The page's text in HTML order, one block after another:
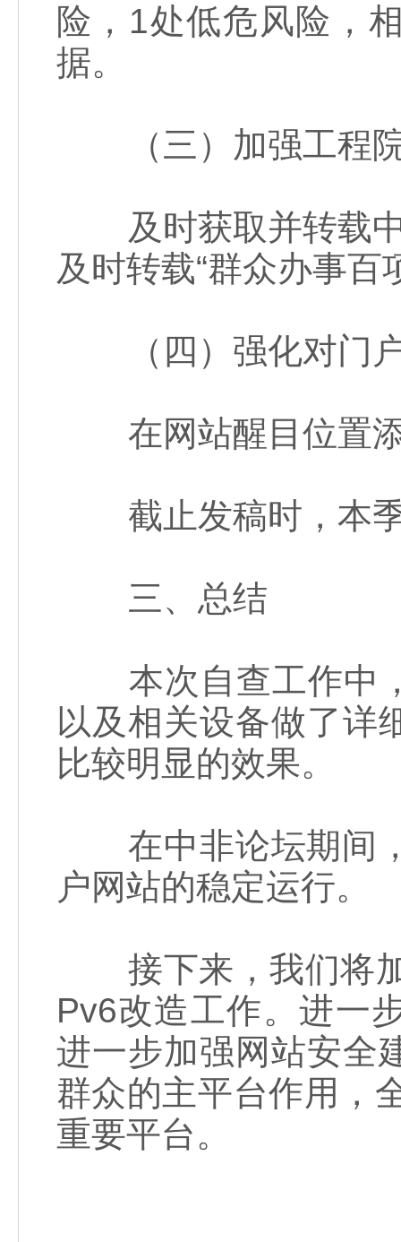
险，1处低危风险，
据。
（三）加强工程院
及时获取并转载中
及时转载“群众办事
（四）强化对门户
在网站醒目位置添
截止发稿时，本季
三、总结
本次自查工作中，
以及相关设备做了详
比较明显的效果。
在中非论坛期间，
户网站的稳定运行。
接下来，我们将加
Pv6改造工作。进一
进一步加强网站安全
群众的主平台作用，
重要平台。